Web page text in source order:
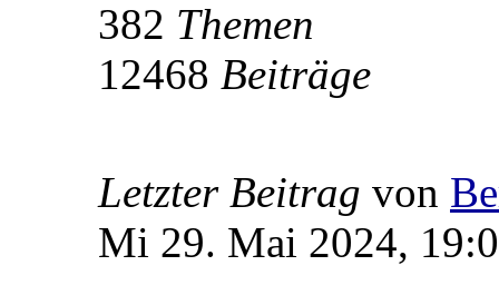
382 Themen
12468 Beiträge
Letzter Beitrag von
Mi 29. Mai 2024,